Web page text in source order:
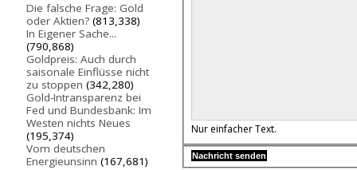
Die falsche Frage: Gold
oder Aktien? (813,338)
In Eigener Sache...
(790,868)
Goldpreis: Auch durch
saisonale Einflüsse nicht
zu stoppen (342,280)
Gold-Intransparenz bei
Fed und Bundesbank: Im
Westen nichts Neues
(195,374)
Vom deutschen
Energieunsinn (167,681)
Nur einfacher Text.